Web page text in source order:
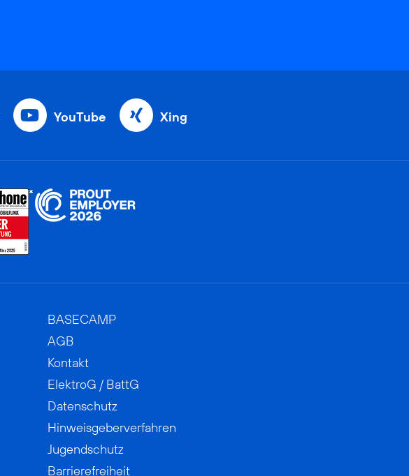
YouTube Xing
BASECAMP
AGB
Kontakt
ElektroG / BattG
Datenschutz
Hinweisgeberverfahren
Jugendschutz
Barrierefreiheit